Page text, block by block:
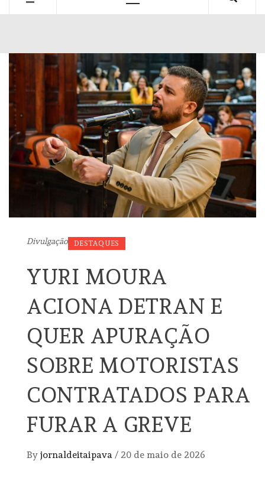
Divulgação DESTAQUES
YURI MOURA
ACIONA DETRAN E
QUER APURAÇÃO
SOBRE MOTORISTAS
CONTRATADOS PARA
FURAR A GREVE
By jornaldeitaipava / 20 de maio de 2026